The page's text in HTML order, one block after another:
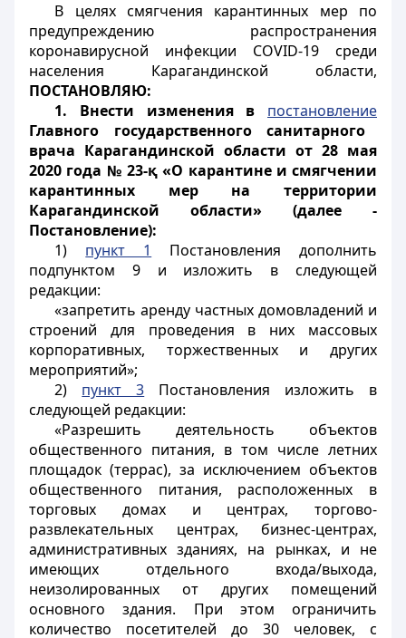
В целях смягчения карантинных мер по
предупреждению распространения
коронавирусной инфекции COVID-19 среди
населения Карагандинской области,
ПОСТАНОВЛЯЮ:
1. Внести изменения в постановление
Главного государственного санитарного
врача Карагандинской области от 28 мая
2020 года № 23-қ «О карантине и смягчении
карантинных мер на территории
Карагандинской области» (далее -
Постановление):
1) пункт 1
Постановления дополнить
подпунктом 9 и изложить в следующей
редакции:
«запретить аренду частных домовладений и
строений для проведения в них массовых
корпоративных, торжественных и других
мероприятий»;
2) пункт 3 Постановления изложить в
следующей редакции:
«Разрешить деятельность объектов
общественного питания, в том числе летних
площадок (террас), за исключением объектов
общественного питания, расположенных в
торговых домах и центрах, торгово-
развлекательных центрах, бизнес-центрах,
административных зданиях, на рынках, и не
имеющих отдельного входа/выхода,
неизолированных от других помещений
основного здания. При этом ограничить
количество посетителей до 30 человек, с